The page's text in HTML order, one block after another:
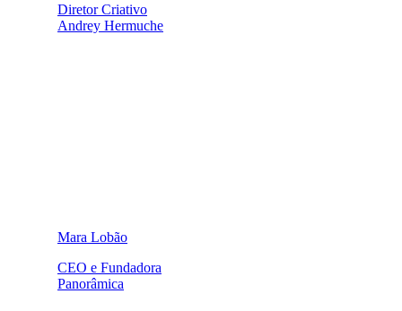
Diretor Criativo
Andrey Hermuche
Mara Lobão
CEO e Fundadora
Panorâmica